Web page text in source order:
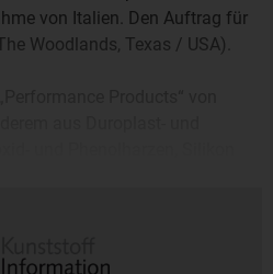
von Italien. Den Auftrag für
Woodlands, Texas / USA).